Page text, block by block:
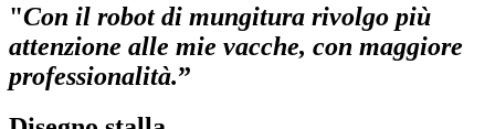
"Con il robot di mungitura rivolgo più
attenzione alle mie vacche, con maggiore
professionalità.”